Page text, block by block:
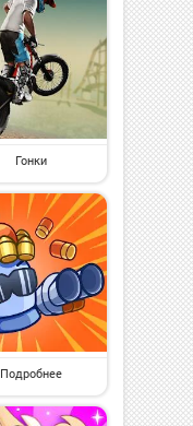
Гонки
Подробнее